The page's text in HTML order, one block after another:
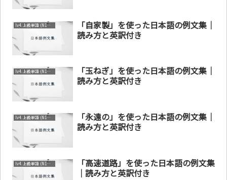
lv4. 上級単語 (N1～N2)
「自家製」を使った日本語の例文集｜
読み方と英訳付き
lv4. 上級単語 (N1～N2)
「玉ねぎ」を使った日本語の例文集｜
読み方と英訳付き
lv4. 上級単語 (N1～N2)
「永遠の」を使った日本語の例文集｜
読み方と英訳付き
lv4. 上級単語 (N1～N2)
「高速道路」を使った日本語の例文集
｜読み方と英訳付き